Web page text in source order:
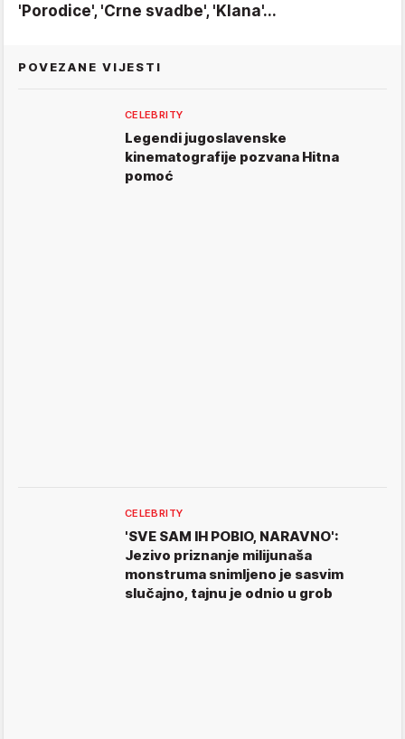
'Porodice', 'Crne svadbe', 'Klana'...
POVEZANE VIJESTI
CELEBRITY
Legendi jugoslavenske
kinematografije pozvana Hitna
pomoć
CELEBRITY
'SVE SAM IH POBIO, NARAVNO':
Jezivo priznanje milijunaša
monstruma snimljeno je sasvim
slučajno, tajnu je odnio u grob